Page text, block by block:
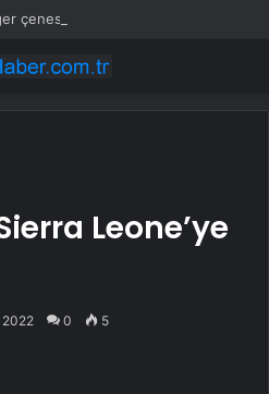
çenesini böcek ısırmış
Leone’ye
2022 0 5